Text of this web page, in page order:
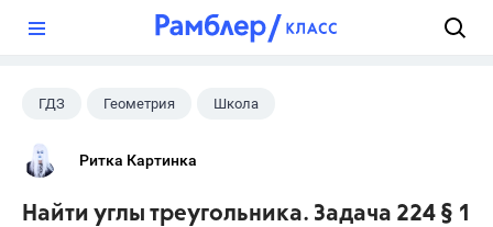
ГДЗ Геометрия Школа
Атанасян Л.С.
Ритка Картинка
Найти углы треугольника. Задача 224 § 1